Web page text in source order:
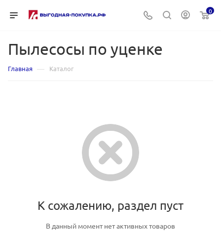
0
Пылесосы по уценке
Главная — Каталог
К сожалению, раздел пуст
В данный момент нет активных товаров